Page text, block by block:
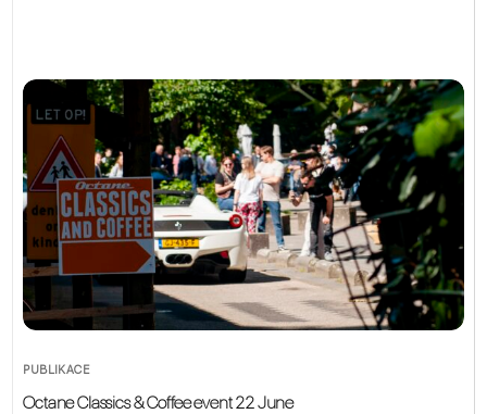
PUBLIKACE
Octane Classics & Coffee event 22 June